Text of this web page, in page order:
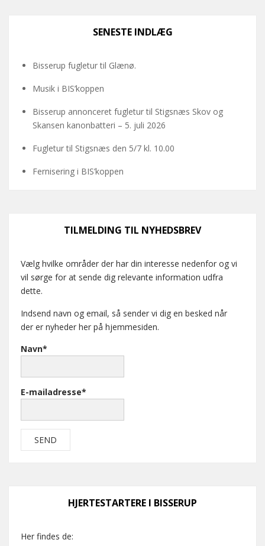
SENESTE INDLÆG
Bisserup fugletur til Glænø.
Musik i BIS’koppen
Bisserup annonceret fugletur til Stigsnæs Skov og
Skansen kanonbatteri – 5. juli 2026
Fugletur til Stigsnæs den 5/7 kl. 10.00
Fernisering i BIS’koppen
TILMELDING TIL NYHEDSBREV
Vælg hvilke områder der har din interesse nedenfor og vi
vil sørge for at sende dig relevante information udfra
dette.
Indsend navn og email, så sender vi dig en besked når
der er nyheder her på hjemmesiden.
Navn*
E-mailadresse*
HJERTESTARTERE I BISSERUP
Her findes de: